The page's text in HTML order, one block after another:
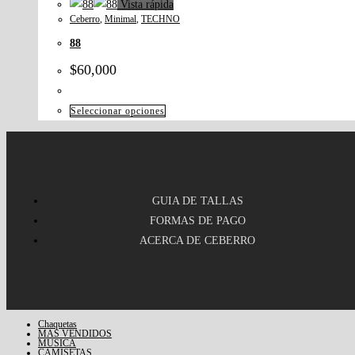
Vista rápida
Ceberro, Minimal, TECHNO
88
$60,000
Seleccionar opciones
GUIA DE TALLAS
FORMAS DE PAGO
ACERCA DE CEBERRO
Chaquetas
MAS VENDIDOS
MUSICA
CAMISETAS